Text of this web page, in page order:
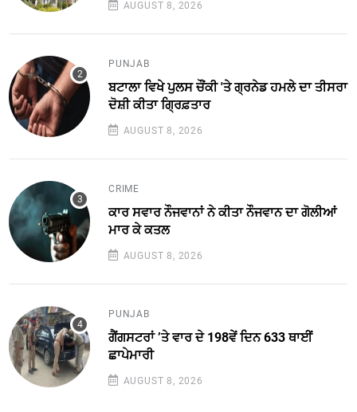
AUGUST 8, 2026
PUNJAB
ਬਟਾਲਾ ਵਿਖੇ ਪੁਲਸ ਚੌਂਕੀ 'ਤੇ ਗ੍ਰਨੇਡ ਹਮਲੇ ਦਾ ਤੀਸਰਾ
ਦੋਸ਼ੀ ਕੀਤਾ ਗ੍ਰਿਫ਼ਤਾਰ
AUGUST 8, 2026
CRIME
ਕਾਰ ਸਵਾਰ ਨੌਜਵਾਨਾਂ ਨੇ ਕੀਤਾ ਨੌਜਵਾਨ ਦਾ ਗੋਲੀਆਂ
ਮਾਰ ਕੇ ਕਤਲ
AUGUST 8, 2026
PUNJAB
ਗੈਂਗਸਟਰਾਂ ’ਤੇ ਵਾਰ ਦੇ 198ਵੇਂ ਦਿਨ 633 ਥਾਈਂ
ਛਾਪੇਮਾਰੀ
AUGUST 8, 2026